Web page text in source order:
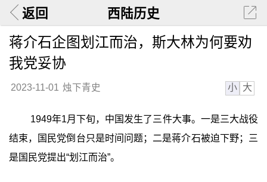
返回 西陆历史
蒋介石企图划江而治，斯大林为何要劝
我党妥协
2023-11-01 烛下青史 小 大
1949年1月下旬，中国发生了三件大事。一是三大战役
结束，国民党倒台只是时间问题；二是蒋介石被迫下野；三
是国民党提出“划江而治”。